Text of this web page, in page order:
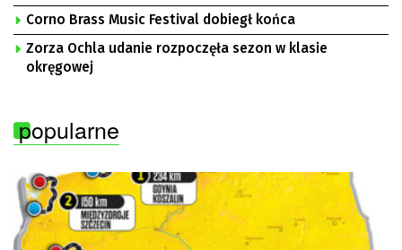
Corno Brass Music Festival dobiegł końca
Zorza Ochla udanie rozpoczęła sezon w klasie
okręgowej
popularne